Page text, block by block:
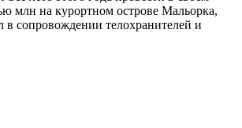
млн на курортном острове Мальорка,
сопровождении телохранителей и